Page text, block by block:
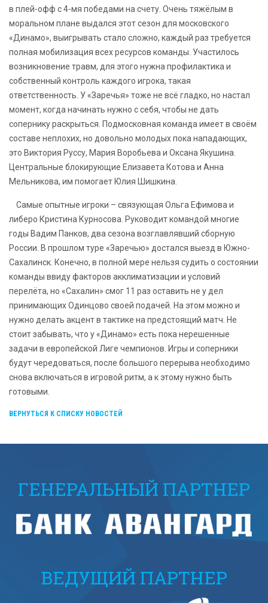
в плей-офф с 4-мя победами на счету. Очень тяжёлым в
моральном плане выдался этот сезон для московского
«Динамо», выигрывать стало сложно, каждый раз требуется
полная мобилизация всех ресурсов команды. Участилось
возникновение травм, для этого нужна профилактика и
собственный контроль каждого игрока, такая
ответственность. У «Заречья» тоже не всё гладко, но настал
момент, когда начинать нужно с себя, чтобы не дать
сопернику раскрыться. Подмосковная команда имеет в своём
составе неплохих, но довольно молодых пока нападающих,
это Виктория Руссу, Мария Воробьева и Оксана Якушина.
Центральные блокирующие Елизавета Котова и Анна
Мельникова, им помогает Юлия Шишкина.
Самые опытные игроки – связующая Ольга Ефимова и
либеро Кристина Курносова. Руководит командой многие
годы Вадим Панков, два сезона возглавлявший сборную
России. В прошлом туре «Заречью» достался выезд в Южно-
Сахалинск. Конечно, в полной мере нельзя судить о состоянии
команды ввиду факторов акклиматизации и условий
перелёта, но «Сахалин» смог 11 раз оставить не у дел
принимающих Одинцово своей подачей. На этом можно и
нужно делать акцент в тактике на предстоящий матч. Не
стоит забывать, что у «Динамо» есть пока нерешенные
задачи в европейской Лиге чемпионов. Игры и соперники
будут чередоваться, после большого перерыва необходимо
снова включаться в игровой ритм, а к этому нужно быть
готовыми.
ВЕРНУТЬСЯ К СПИСКУ НОВОСТЕЙ
ГЕНЕРАЛЬНЫЙ ПАРТНЕР
ВЕДУЩИЙ ПАРТНЕР